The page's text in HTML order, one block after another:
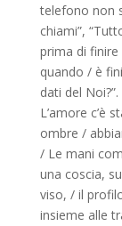
telefono non
chiami”,
prima di
quando / è
dati del Noi?”.
L’amore c’è
ombre /
/ Le mani
una coscia,
viso, / il
insieme alle